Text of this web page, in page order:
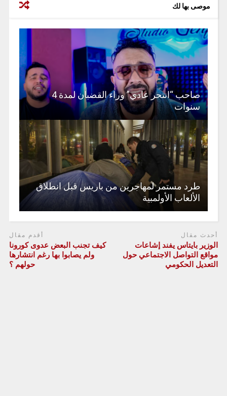
موصى بها لك
صاحب “انتحر عادي” وراء القضبان لمدة 4
سنوات
طرد مستمر لمهاجرين من باريس قبل انطلاق
الألعاب الأولمبية
أحدث مقال
الوزير بايتاس يفند إشاعات
مواقع التواصل الاجتماعي حول
التعديل الحكومي
أقدم مقال
كيف تجنب البعض عدوى كورونا
ولم يصابوا بها رغم انتشارها
حولهم ؟